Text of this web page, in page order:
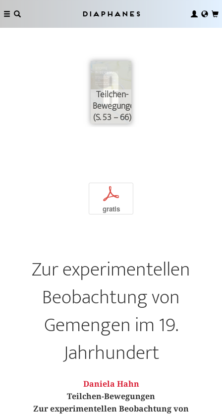
Diaphanes
Teilchen-
Bewegungen
(S. 53 – 66)
p
gratis
Zur experimentellen
Beobachtung von
Gemengen im 19.
Jahrhundert
Daniela Hahn
Teilchen-Bewegungen
Zur experimentellen Beobachtung von